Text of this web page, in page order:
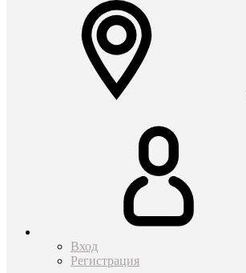
Вход
Регистрация